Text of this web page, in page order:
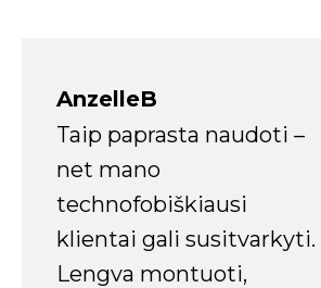
AnzelleB
Taip paprasta naudoti –
net mano
technofobiškiausi
klientai gali susitvarkyti.
Lengva montuoti,